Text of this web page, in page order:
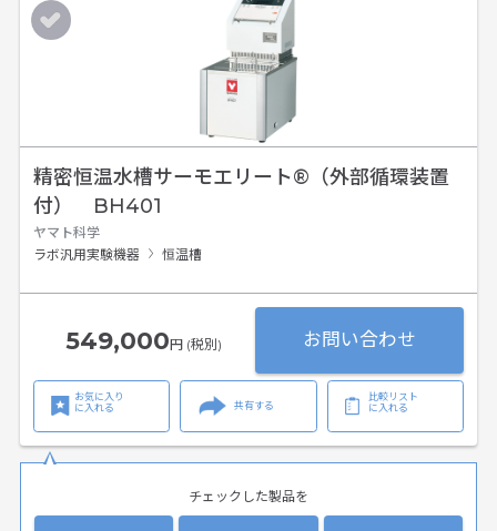
精密恒温水槽サーモエリート®（外部循環装置
付） BH401
ヤマト科学
ラボ汎用実験機器
恒温槽
549,000円 (税別) お問い合わせ
お気に入り
に入れる
共有する
比較リスト
に入れる
チェックした製品を